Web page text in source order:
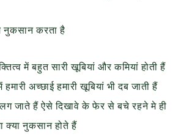
नुकसान करता है
में बहुत सारी खूबियां और कमियां होती हैं
अच्छाई हमारी खूबियां भी दब जाती हैं
जाते हैं ऐसे दिखावे के फेर से बचे रहने मे ही
क्या नुकसान होते हैं